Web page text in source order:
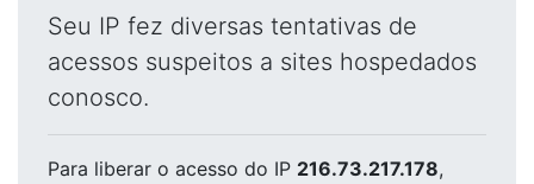
Seu IP fez diversas tentativas de
acessos suspeitos a sites hospedados
conosco.
Para liberar o acesso do IP 216.73.217.178,